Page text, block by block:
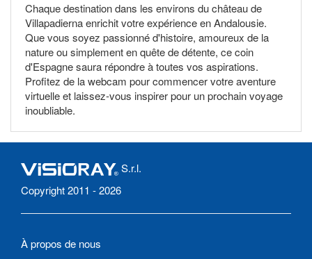
Chaque destination dans les environs du château de
Villapadierna enrichit votre expérience en Andalousie.
Que vous soyez passionné d'histoire, amoureux de la
nature ou simplement en quête de détente, ce coin
d'Espagne saura répondre à toutes vos aspirations.
Profitez de la webcam pour commencer votre aventure
virtuelle et laissez-vous inspirer pour un prochain voyage
inoubliable.
S.r.l.
Copyright 2011 - 2026
À propos de nous